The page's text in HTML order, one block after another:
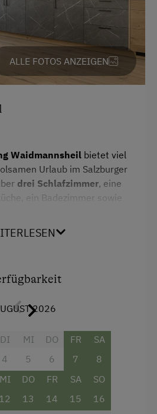
ALLE FOTOS ANZEIGEN
Waidmannsheil bietet viel
Urlaub im Salzburger
drei Schlafzimmer, eine
ein Badezimmer sowie
für ruhige Momente
Berglandschaft
2026
DI
4
MI
5
DO
6
FR
7
SA
8
MI
12
DO
13
FR
14
SA
15
SO
16